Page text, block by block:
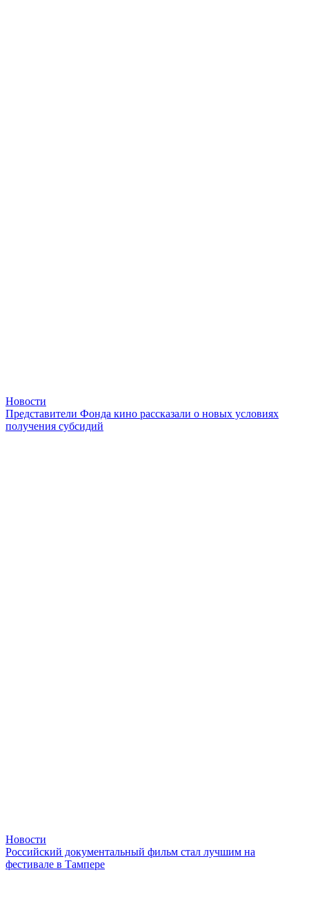
Новости
Представители Фонда кино рассказали о новых условиях
получения субсидий
Новости
Российский документальный фильм стал лучшим на
фестивале в Тампере